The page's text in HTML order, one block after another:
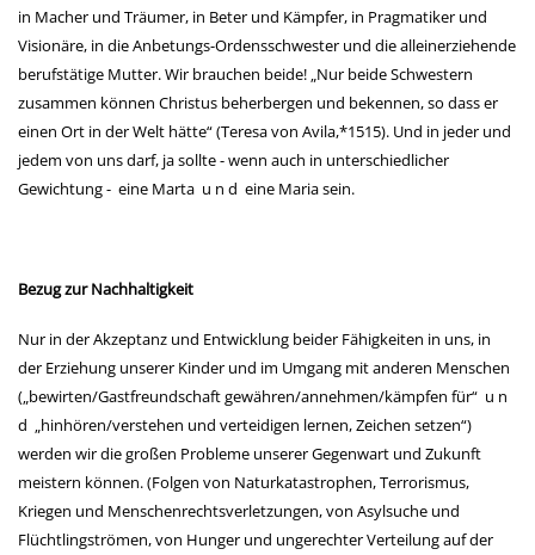
in Macher und Träumer, in Beter und Kämpfer, in Pragmatiker und
Visionäre, in die Anbetungs-Ordensschwester und die alleinerziehende
berufstätige Mutter. Wir brauchen beide! „Nur beide Schwestern
zusammen können Christus beherbergen und bekennen, so dass er
einen Ort in der Welt hätte“ (Teresa von Avila,*1515). Und in jeder und
jedem von uns darf, ja sollte - wenn auch in unterschiedlicher
Gewichtung - eine Marta u n d eine Maria sein.
Bezug zur Nachhaltigkeit
Nur in der Akzeptanz und Entwicklung beider Fähigkeiten in uns, in
der Erziehung unserer Kinder und im Umgang mit anderen Menschen
(„bewirten/Gastfreundschaft gewähren/annehmen/kämpfen für“ u n
d „hinhören/verstehen und verteidigen lernen, Zeichen setzen“)
werden wir die großen Probleme unserer Gegenwart und Zukunft
meistern können. (Folgen von Naturkatastrophen, Terrorismus,
Kriegen und Menschenrechtsverletzungen, von Asylsuche und
Flüchtlingströmen, von Hunger und ungerechter Verteilung auf der